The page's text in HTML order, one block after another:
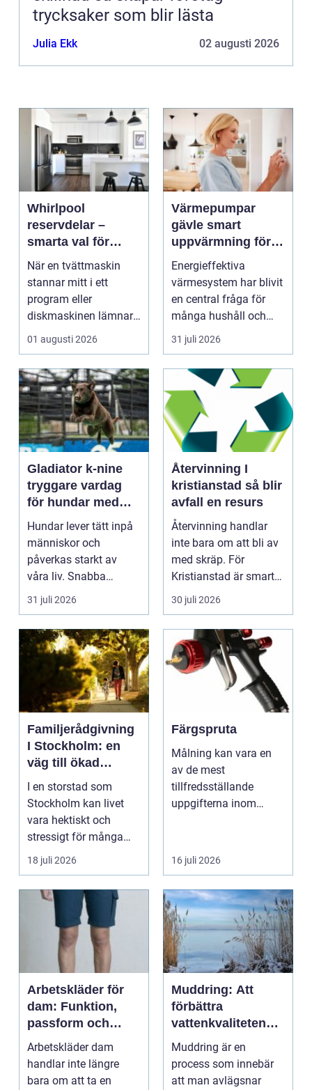
trycksaker som blir lästa
Julia Ekk 02 augusti 2026
Whirlpool
reservdelar –
smarta val för
längre livslängd på
vitvaror
När en tvättmaskin
stannar mitt i ett
program eller
diskmaskinen lämnar
disken smutsi...
01 augusti 2026
Värmepumpar
gävle smart
uppvärmning för
hus och företag
Energieffektiva
värmesystem har blivit
en central fråga för
många hushåll och
fastighetsägare i
Gävl...
31 juli 2026
Gladiator k-nine
tryggare vardag
för hundar med
stress och oro
Hundar lever tätt inpå
människor och
påverkas starkt av
våra liv. Snabba
förändringar, höga ljud,
en...
31 juli 2026
Återvinning I
kristianstad så blir
avfall en resurs
Återvinning handlar
inte bara om att bli av
med skräp. För
Kristianstad är smart
avfallshantering en...
30 juli 2026
Familjerådgivning
I Stockholm: en
väg till ökad
harmoni och
förståelse
I en storstad som
Stockholm kan livet
vara hektiskt och
stressigt för många
familjer. Kon...
18 juli 2026
Färgspruta
Målning kan vara en
av de mest
tillfredsställande
uppgifterna inom
16 juli 2026
Arbetskläder för
dam: Funktion,
passform och
hållbarhet i fokus
Arbetskläder dam
handlar inte längre
bara om att ta en
Muddring: Att
förbättra
vattenkvaliteten
och möjliggöra
navigering
Muddring är en
process som innebär
att man avlägsnar